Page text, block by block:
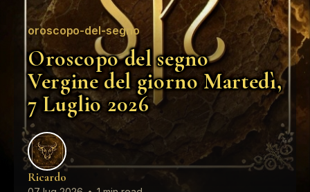
oroscopo-del-segno
Oroscopo del segno
Vergine del giorno Martedì,
7 Luglio 2026
Ricardo